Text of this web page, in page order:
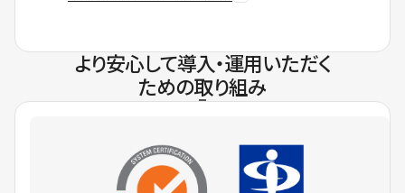
より安心して導入・運用いただく
ための取り組み